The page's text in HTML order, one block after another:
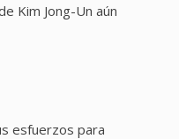
Kim Jong-Un aún
esfuerzos para